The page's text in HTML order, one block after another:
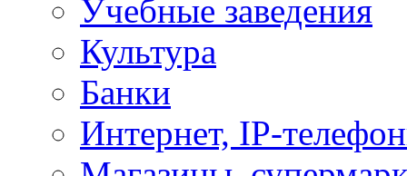
Учебные заведения
Культура
Банки
Интернет, IP-